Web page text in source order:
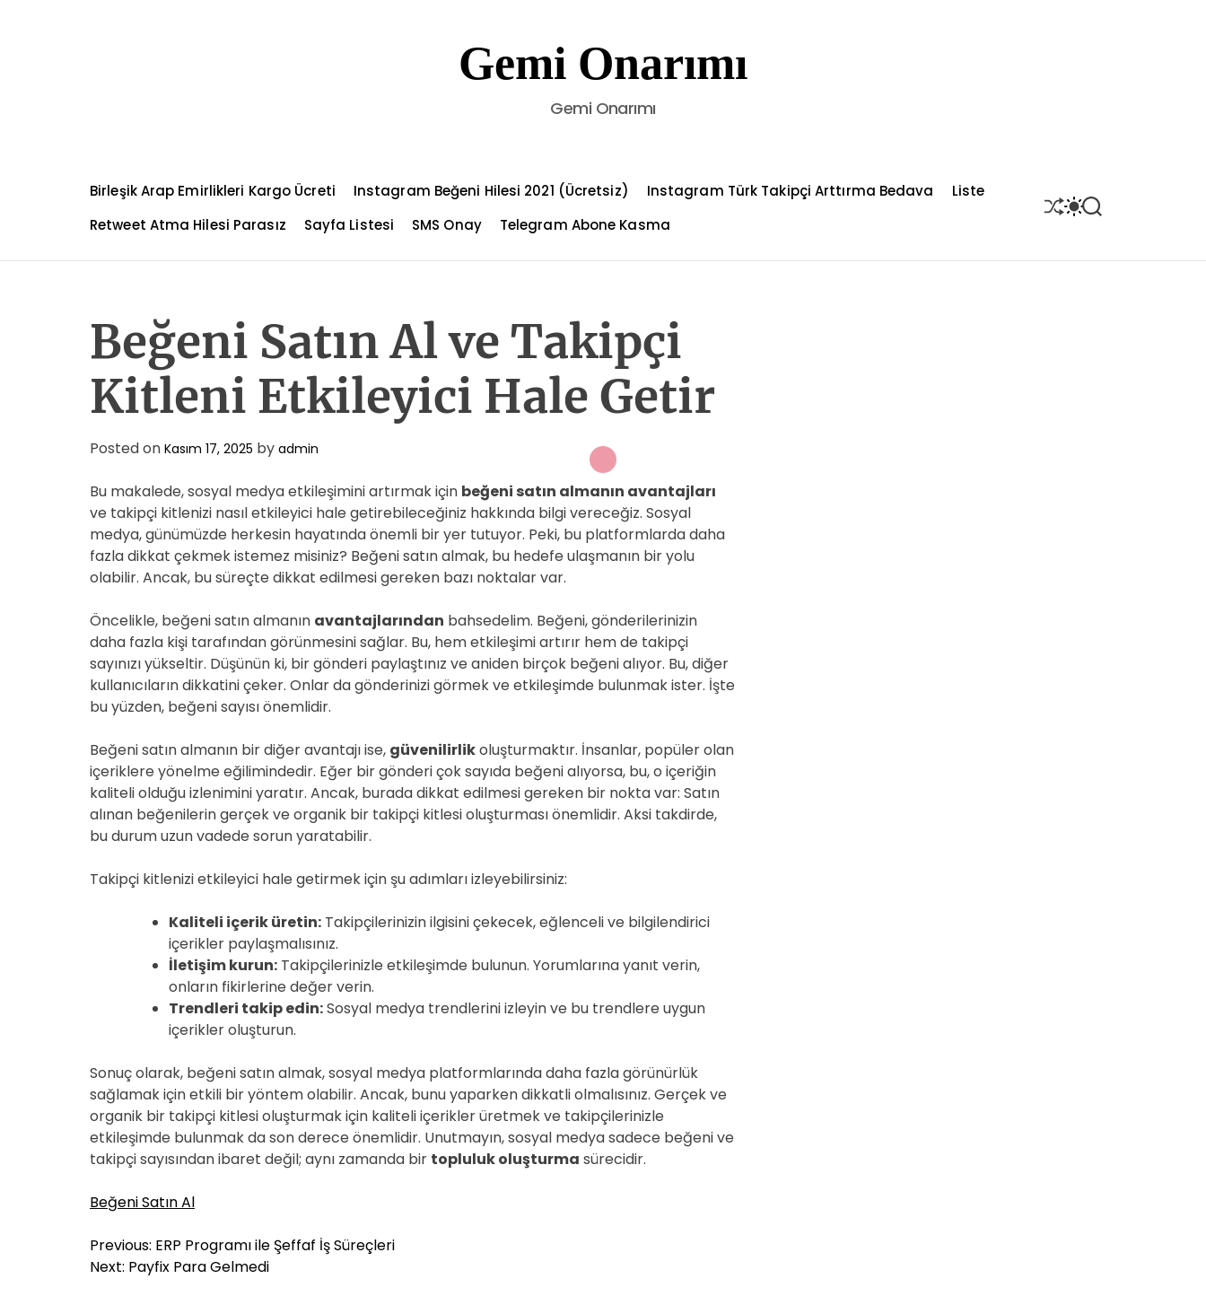
t
Gemi Onarımı
Gemi Onarımı
Birleşik Arap Emirlikleri Kargo Ücreti Instagram Beğeni Hilesi 2021 (Ücretsiz) Instagram Türk Takipçi Arttırma Bedava
Liste
Retweet Atma Hilesi Parasız
Sayfa Listesi SMS Onay Telegram Abone Kasma
S
H
S
W
S
E
Beğeni Satın Al ve Takipçi
Kitleni Etkileyici Hale Getir
Posted on Kasım 17, 2025 by admin
Bu makalede, sosyal medya etkileşimini artırmak için beğeni satın almanın avantajları
ve takipçi kitlenizi nasıl etkileyici hale getirebileceğiniz hakkında bilgi vereceğiz. Sosyal
medya, günümüzde herkesin hayatında önemli bir yer tutuyor. Peki, bu platformlarda daha
fazla dikkat çekmek istemez misiniz? Beğeni satın almak, bu hedefe ulaşmanın bir yolu
olabilir. Ancak, bu süreçte dikkat edilmesi gereken bazı noktalar var.
Öncelikle, beğeni satın almanın avantajlarından bahsedelim. Beğeni, gönderilerinizin
daha fazla kişi tarafından görünmesini sağlar. Bu, hem etkileşimi artırır hem de takipçi
sayınızı yükseltir. Düşünün ki, bir gönderi paylaştınız ve aniden birçok beğeni alıyor. Bu, diğer
kullanıcıların dikkatini çeker. Onlar da gönderinizi görmek ve etkileşimde bulunmak ister. İşte
bu yüzden, beğeni sayısı önemlidir.
Beğeni satın almanın bir diğer avantajı ise, güvenilirlikoluşturmaktır. İnsanlar, popüler olan
içeriklere yönelme eğilimindedir. Eğer bir gönderi çok sayıda beğeni alıyorsa, bu, o içeriğin
kaliteli olduğu izlenimini yaratır. Ancak, burada dikkat edilmesi gereken bir nokta var: Satın
alınan beğenilerin gerçek ve organik bir takipçi kitlesi oluşturması önemlidir. Aksi takdirde,
bu durum uzun vadede sorun yaratabilir.
Takipçi kitlenizi etkileyici hale getirmek için şu adımları izleyebilirsiniz:
Kaliteli içerik üretin: Takipçilerinizin ilgisini çekecek, eğlenceli ve bilgilendirici
içerikler paylaşmalısınız.
İletişim kurun: Takipçilerinizle etkileşimde bulunun. Yorumlarına yanıt verin,
onların fikirlerine değer verin.
Trendleri takip edin:Sosyal medya trendlerini izleyin ve bu trendlere uygun
içerikler oluşturun.
Sonuç olarak, beğeni satın almak, sosyal medya platformlarında daha fazla görünürlük
sağlamak için etkili bir yöntem olabilir. Ancak, bunu yaparken dikkatli olmalısınız. Gerçek ve
organik bir takipçi kitlesi oluşturmak için kaliteli içerikler üretmek ve takipçilerinizle
etkileşimde bulunmak da son derece önemlidir. Unutmayın, sosyal medya sadece beğeni ve
takipçi sayısından ibaret değil; aynı zamanda bir topluluk oluşturma sürecidir.
Beğeni Satın Al
Y
a
Previous: ERP Programı ile Şeffaf İş Süreçleri
Next: Payfix Para Gelmedi